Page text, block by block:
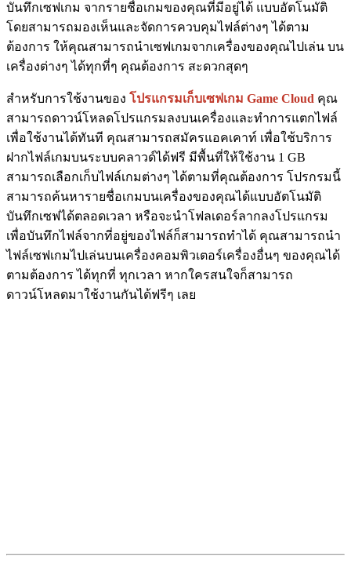
บันทึกเซฟเกม จากรายชื่อเกมของคุณที่มีอยู่ได้ แบบอัตโนมัติ
โดยสามารถมองเห็นและจัดการควบคุมไฟล์ต่างๆ ได้ตาม
ต้องการ ให้คุณสามารถนำเซฟเกมจากเครื่องของคุณไปเล่น บน
เครื่องต่างๆ ได้ทุกที่ๆ คุณต้องการ สะดวกสุดๆ
สำหรับการใช้งานของ โปรแกรมเก็บเซฟเกม Game Cloud คุณ
สามารถดาวน์โหลดโปรแกรมลงบนเครื่องและทำการแตกไฟล์
เพื่อใช้งานได้ทันที คุณสามารถสมัครแอคเคาท์ เพื่อใช้บริการ
ฝากไฟล์เกมบนระบบคลาวด์ได้ฟรี มีพื้นที่ให้ใช้งาน 1 GB
สามารถเลือกเก็บไฟล์เกมต่างๆ ได้ตามที่คุณต้องการ โปรกรมนี้
สามารถค้นหารายชื่อเกมบนเครื่องของคุณได้แบบอัตโนมัติ
บันทึกเซฟได้ตลอดเวลา หรือจะนำโฟลเดอร์ลากลงโปรแกรม
เพื่อบันทึกไฟล์จากที่อยู่ของไฟล์ก็สามารถทำได้ คุณสามารถนำ
ไฟล์เซฟเกมไปเล่นบนเครื่องคอมพิวเตอร์เครื่องอื่นๆ ของคุณได้
ตามต้องการ ได้ทุกที่ ทุกเวลา หากใครสนใจก็สามารถ
ดาวน์โหลดมาใช้งานกันได้ฟรีๆ เลย